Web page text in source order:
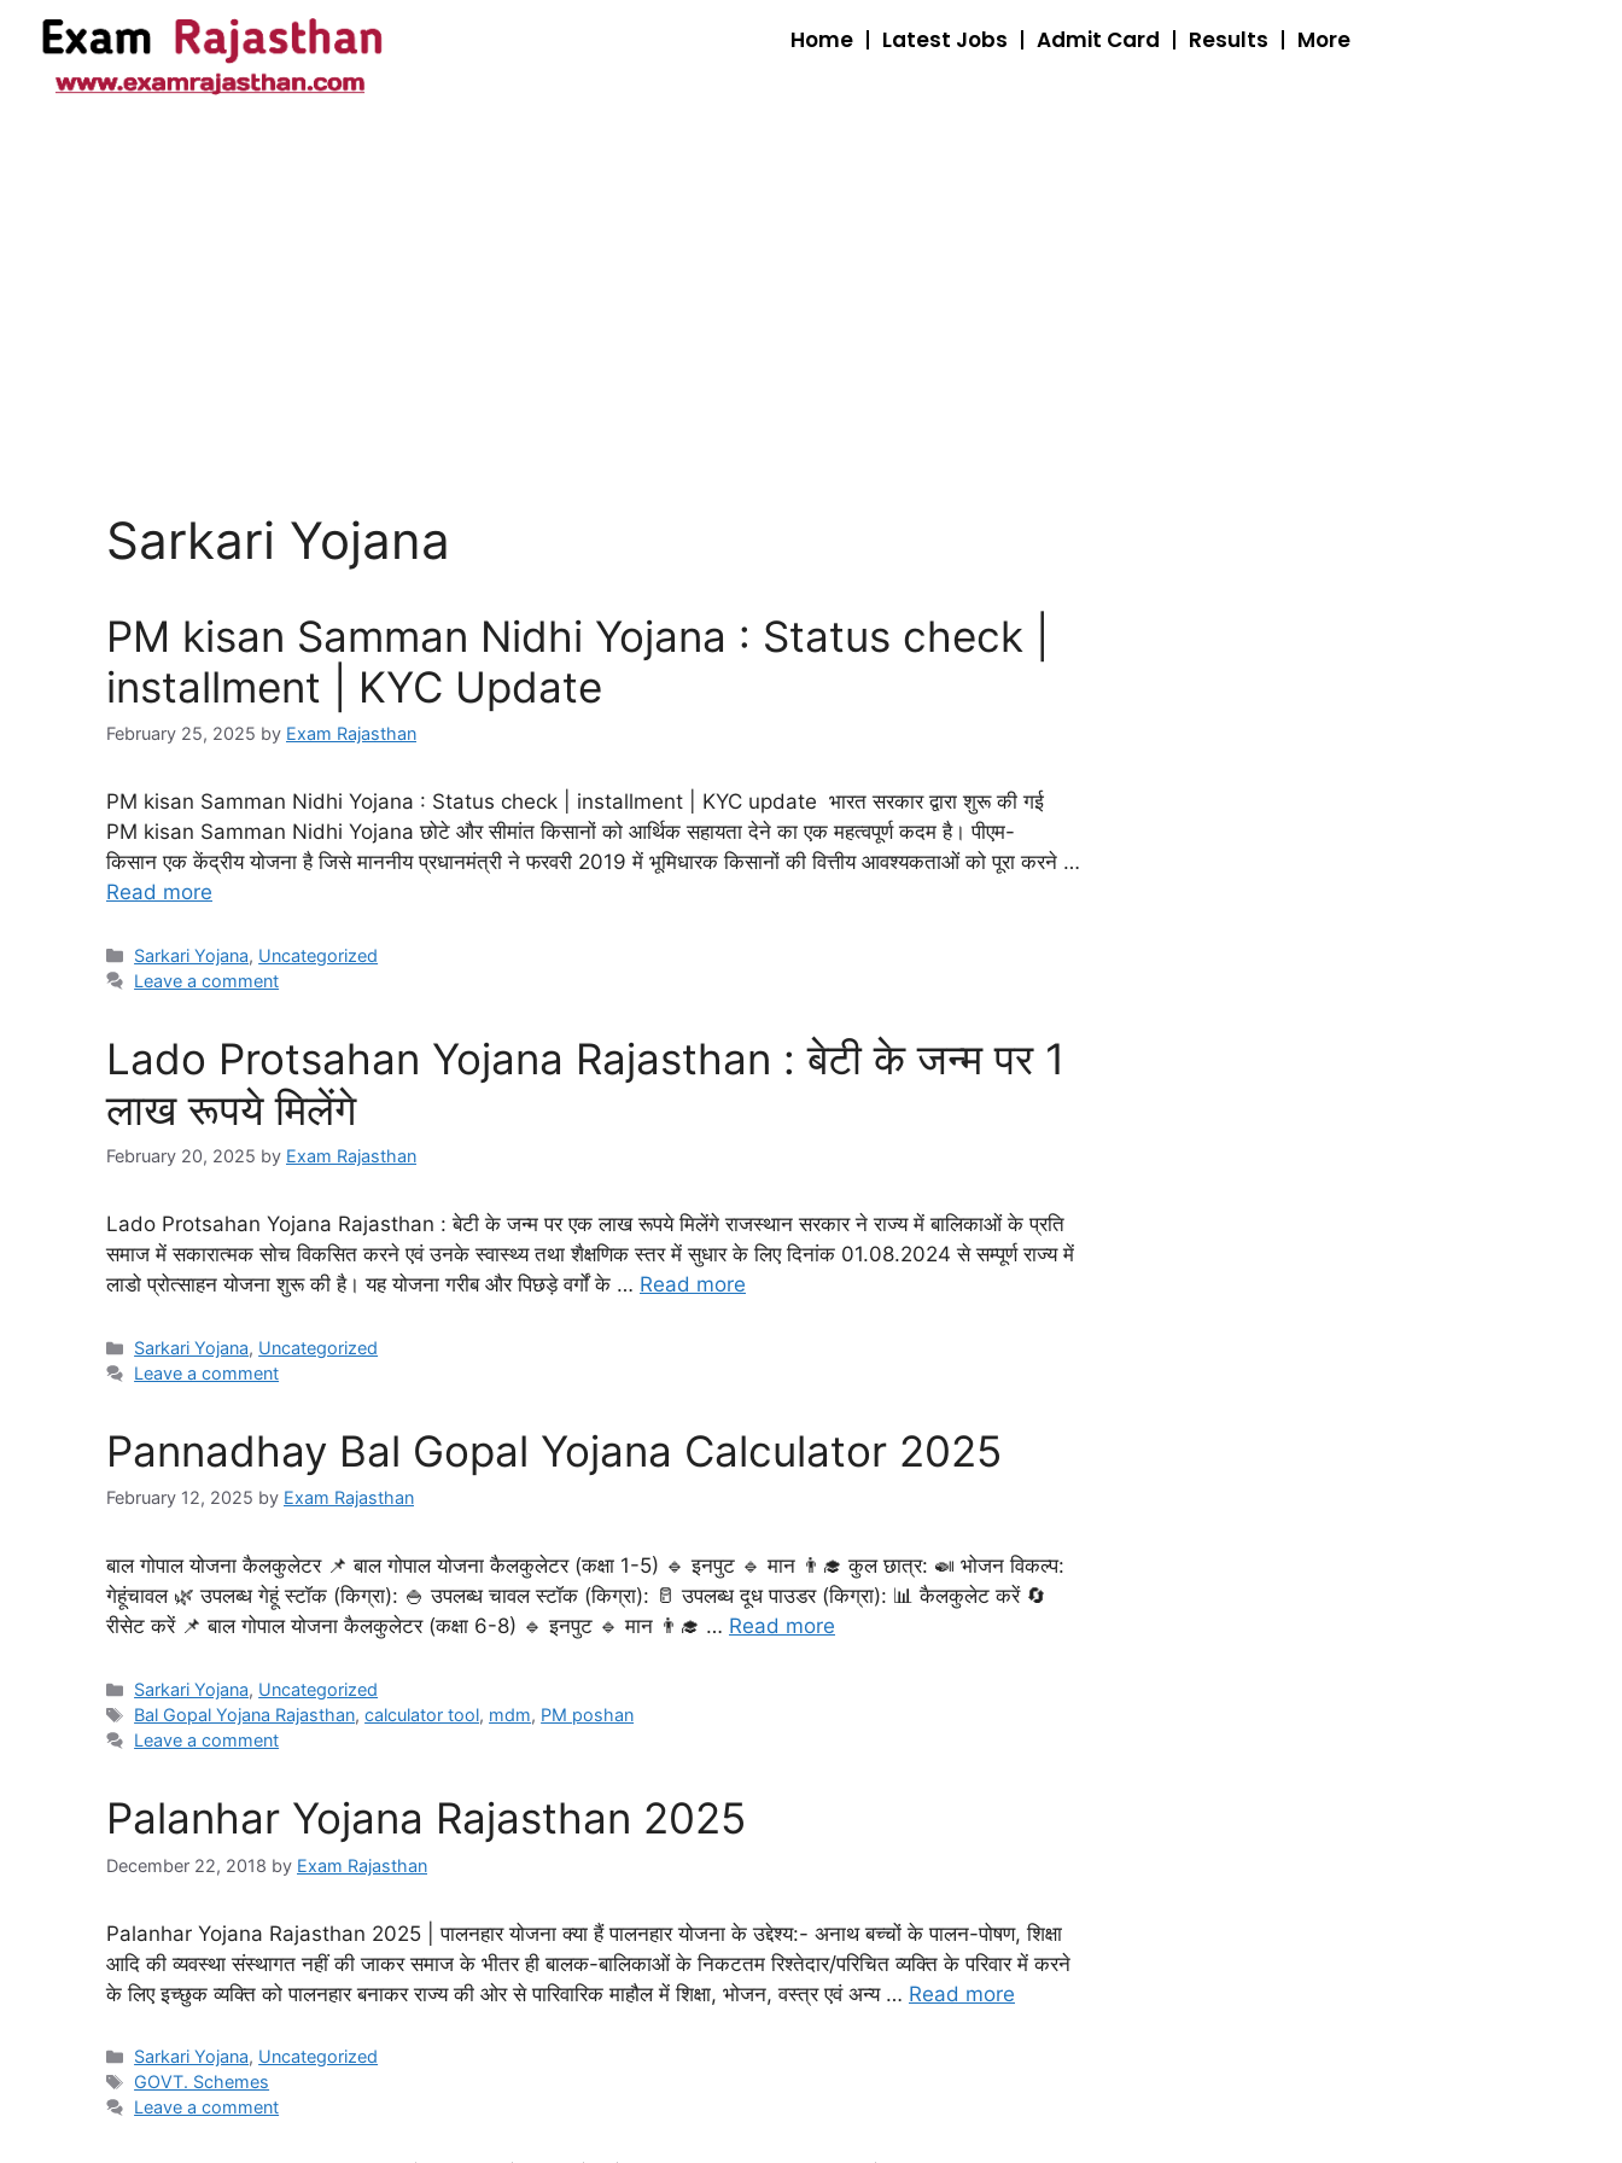
Home Latest Jobs Admit Card Results More
Sarkari Yojana
PM kisan Samman Nidhi Yojana : Status check |
installment | KYC Update
February 25, 2025 by Exam Rajasthan
PM kisan Samman Nidhi Yojana : Status check | installment | KYC update भारत सरकार द्वारा शुरू की गई
PM kisan Samman Nidhi Yojana छोटे और सीमांत किसानों को आर्थिक सहायता देने का एक महत्वपूर्ण कदम है। पीएम-
किसान एक केंद्रीय योजना है जिसे माननीय प्रधानमंत्री ने फरवरी 2019 में भूमिधारक किसानों की वित्तीय आवश्यकताओं को पूरा करने …
Read more
Sarkari Yojana, Uncategorized
Leave a comment
Lado Protsahan Yojana Rajasthan : बेटी के जन्म पर 1
लाख रूपये मिलेंगे
February 20, 2025 by Exam Rajasthan
Lado Protsahan Yojana Rajasthan : बेटी के जन्म पर एक लाख रूपये मिलेंगे राजस्थान सरकार ने राज्य में बालिकाओं के प्रति
समाज में सकारात्मक सोच विकसित करने एवं उनके स्वास्थ्य तथा शैक्षणिक स्तर में सुधार के लिए दिनांक 01.08.2024 से सम्पूर्ण राज्य में
लाडो प्रोत्साहन योजना शुरू की है। यह योजना गरीब और पिछड़े वर्गों के … Read more
Sarkari Yojana, Uncategorized
Leave a comment
Pannadhay Bal Gopal Yojana Calculator 2025
February 12, 2025 by Exam Rajasthan
बाल गोपाल योजना कैलकुलेटर 📌 बाल गोपाल योजना कैलकुलेटर (कक्षा 1-5) 🔹 इनपुट 🔹 मान 👨‍🎓 कुल छात्र: 🍛 भोजन विकल्प:
गेहूंचावल 🌿 उपलब्ध गेहूं स्टॉक (किग्रा): 🍚 उपलब्ध चावल स्टॉक (किग्रा): 🥛 उपलब्ध दूध पाउडर (किग्रा): 📊 कैलकुलेट करें 🔄
रीसेट करें 📌 बाल गोपाल योजना कैलकुलेटर (कक्षा 6-8) 🔹 इनपुट 🔹 मान 👨‍🎓 … Read more
Sarkari Yojana, Uncategorized
Bal Gopal Yojana Rajasthan,calculator tool, mdm, PM poshan
Leave a comment
Palanhar Yojana Rajasthan 2025
December 22, 2018 by Exam Rajasthan
Palanhar Yojana Rajasthan 2025 | पालनहार योजना क्‍या हैं पालनहार योजना के उद्देश्‍य:- अनाथ बच्‍चों के पालन-पोषण, शिक्षा
आदि की व्‍यवस्‍था संस्‍थागत नहीं की जाकर समाज के भीतर ही बालक-बालिकाओं के निकटतम रिश्‍तेदार/परिचित व्‍यक्ति के परिवार में करने
के लिए इच्‍छुक व्‍यक्ति को पालनहार बनाकर राज्‍य की ओर से पारिवारिक माहौल में शिक्षा, भोजन, वस्‍त्र एवं अन्‍य … Read more
Sarkari Yojana, Uncategorized
GOVT. Schemes
Leave a comment